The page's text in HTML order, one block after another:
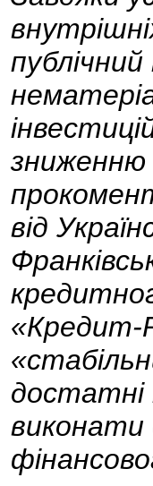
зниженню
від
«Кредит-
достатні
виконати